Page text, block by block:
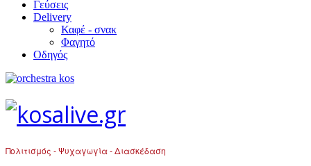
Γεύσεις
Delivery
Καφέ - σνακ
Φαγητό
Οδηγός
Πολιτισμός - Ψυχαγωγία - Διασκέδαση